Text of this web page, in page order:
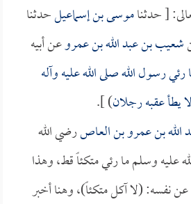
[ حدثناموسى بن إسماعيلحدثنا
شعيب بن عبد الله بن عمروعن أبيه
رئي رسول الله صلى الله عليه وآله
يطأ عقبه رجلان) ].
الله بن عمرو بن العاصرضي الله
عليه وسلم ما رئي متكئاً قط، وهذا
نفسه: (لا آكل متكئاً)، وهنا أخبر